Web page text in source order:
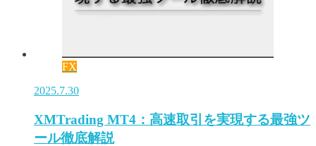
FX
2025.7.30
XMTrading MT4：高速取引を実現する最強ツ
ール徹底解説